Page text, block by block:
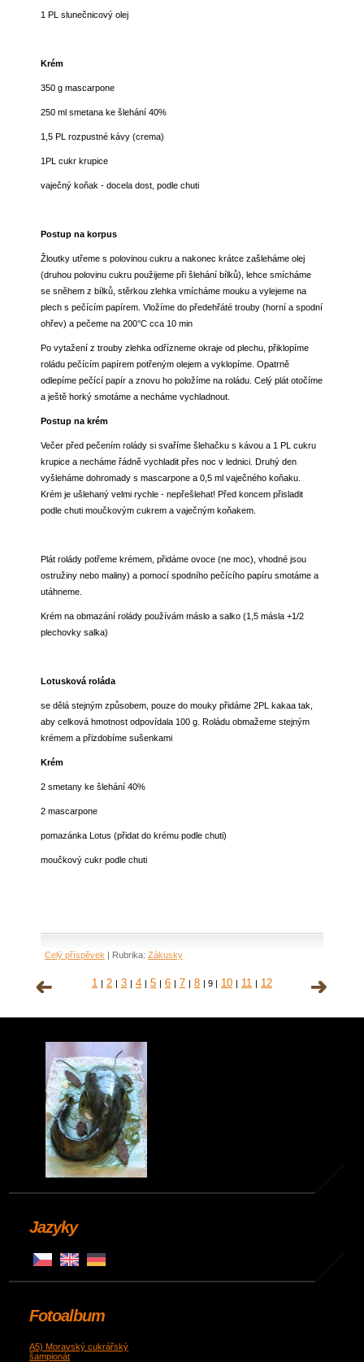
1 PL slunečnicový olej
Krém
350 g mascarpone
250 ml smetana ke šlehání 40%
1,5 PL rozpustné kávy (crema)
1PL cukr krupice
vaječný koňak - docela dost, podle chuti
Postup na korpus
Žloutky utřeme s polovinou cukru a nakonec krátce zašleháme olej
(druhou polovinu cukru použijeme při šlehání bílků), lehce smícháme
se sněhem z bílků, stěrkou zlehka vmícháme mouku a vylejeme na
plech s pečícím papírem. Vložíme do předehřáté trouby (horní a spodní
ohřev) a pečeme na 200°C cca 10 min
Po vytažení z trouby zlehka odřízneme okraje od plechu, přiklopíme
roládu pečícím papírem potřeným olejem a vyklopíme. Opatrně
odlepíme pečící papír a znovu ho položíme na roládu. Celý plát otočíme
a ještě horký smotáme a necháme vychladnout.
Postup na krém
Večer před pečením rolády si svaříme šlehačku s kávou a 1 PL cukru
krupice a necháme řádně vychladit přes noc v lednici. Druhý den
vyšleháme dohromady s mascarpone a 0,5 ml vaječného koňaku.
Krém je ušlehaný velmi rychle - nepřešlehat! Před koncem přisladit
podle chuti moučkovým cukrem a vaječným koňakem.
Plát rolády potřeme krémem, přidáme ovoce (ne moc), vhodné jsou
ostružiny nebo maliny) a pomocí spodního pečícího papíru smotáme a
utáhneme.
Krém na obmazání rolády používám máslo a salko (1,5 másla +1/2
plechovky salka)
Lotusková roláda
se dělá stejným způsobem, pouze do mouky přidáme 2PL kakaa tak,
aby celková hmotnost odpovídala 100 g. Roládu obmažeme stejným
krémem a přizdobíme sušenkami
Krém
2 smetany ke šlehání 40%
2 mascarpone
pomazánka Lotus (přidat do krému podle chuti)
moučkový cukr podle chuti
Celý příspěvek | Rubrika: Zákusky
1 | 2 | 3 | 4 | 5 | 6 | 7 | 8 | 9 | 10 | 11 | 12
Jazyky
Fotoalbum
A5) Moravský cukrářský
šampionát